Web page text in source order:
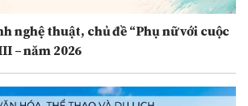
nghệ thuật, chủ đề “Phụ nữ với cuộc
– năm 2026